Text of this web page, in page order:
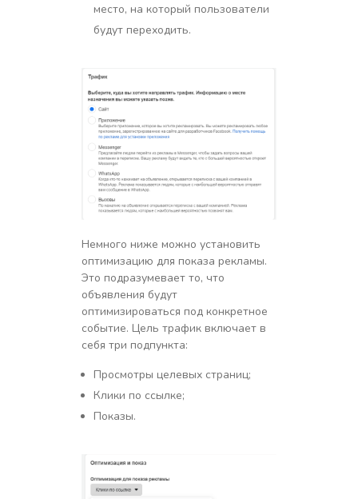
место, на который пользователи
будут переходить.
Немного ниже можно установить
оптимизацию для показа рекламы.
Это подразумевает то, что
объявления будут
оптимизироваться под конкретное
событие. Цель трафик включает в
себя три подпункта:
Просмотры целевых страниц;
Клики по ссылке;
Показы.